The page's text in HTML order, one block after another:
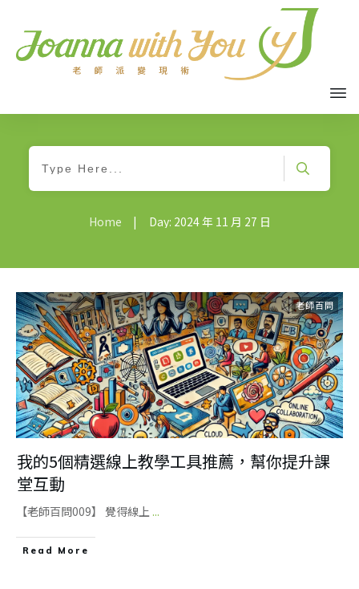
Home | Day: 2024 年 11 月 27 日
老師百問
我的5個精選線上教學工具推薦，幫你提升課
堂互動
【老師百問009】 覺得線上 ...
Read More